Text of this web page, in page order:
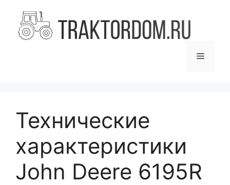
содержимому
Меню
Технические
характеристики
John Deere 6195R